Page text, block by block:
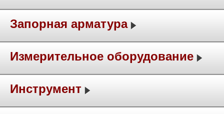
Запорная арматура
Измерительное оборудование
Инструмент